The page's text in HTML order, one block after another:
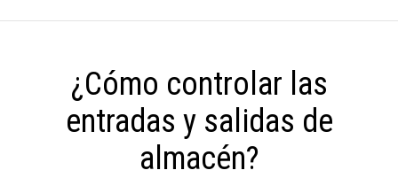
¿Cómo controlar las
entradas y salidas de
almacén?